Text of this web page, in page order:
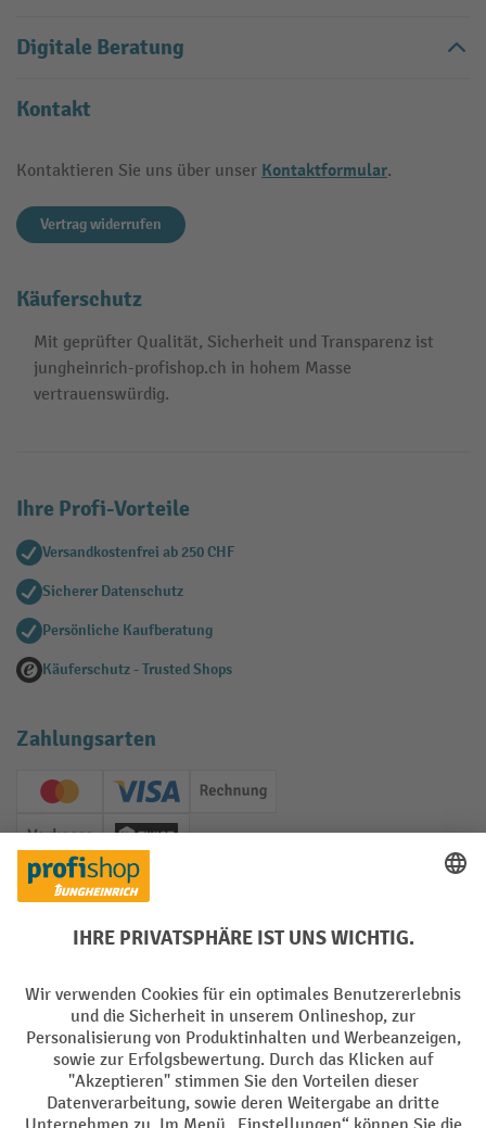
Digitale Beratung
Kontakt
Kontaktieren Sie uns über unser Kontaktformular.
Vertrag widerrufen
Käuferschutz
Mit geprüfter Qualität, Sicherheit und Transparenz ist
jungheinrich-profishop.ch in hohem Masse
vertrauenswürdig.
Ihre Profi-Vorteile
Versandkostenfrei ab 250 CHF
Sicherer Datenschutz
Persönliche Kaufberatung
Käuferschutz - Trusted Shops
Zahlungsarten
Creditcard (Master)Creditcard (Visa)
Rechnung
Vorkasse Twint
Sprachen
DE FR